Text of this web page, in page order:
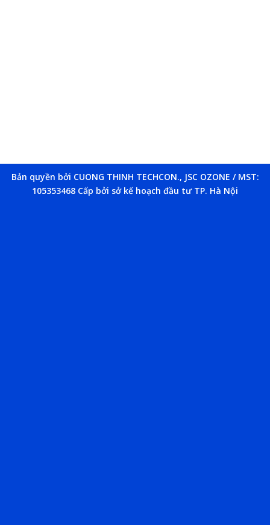
Bản quyền bởi CUONG THINH TECHCON., JSC OZONE / MST:
105353468 Cấp bởi sở kế hoạch đầu tư TP. Hà Nội